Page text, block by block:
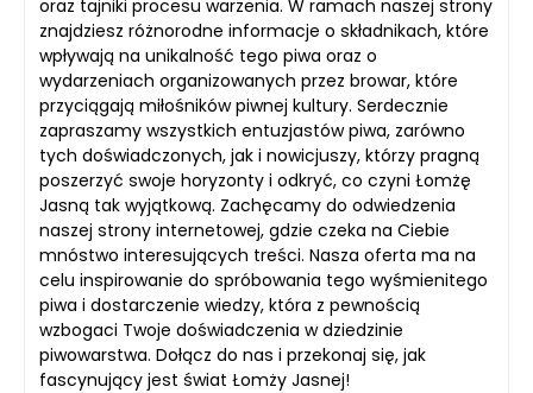
oraz tajniki procesu warzenia. W ramach naszej strony
znajdziesz różnorodne informacje o składnikach, które
wpływają na unikalność tego piwa oraz o
wydarzeniach organizowanych przez browar, które
przyciągają miłośników piwnej kultury. Serdecznie
zapraszamy wszystkich entuzjastów piwa, zarówno
tych doświadczonych, jak i nowicjuszy, którzy pragną
poszerzyć swoje horyzonty i odkryć, co czyni Łomżę
Jasną tak wyjątkową. Zachęcamy do odwiedzenia
naszej strony internetowej, gdzie czeka na Ciebie
mnóstwo interesujących treści. Nasza oferta ma na
celu inspirowanie do spróbowania tego wyśmienitego
piwa i dostarczenie wiedzy, która z pewnością
wzbogaci Twoje doświadczenia w dziedzinie
piwowarstwa. Dołącz do nas i przekonaj się, jak
fascynujący jest świat Łomży Jasnej!